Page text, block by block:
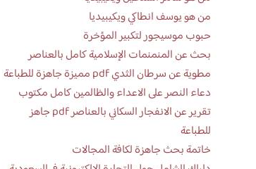
من هو يوسف انطاكي ويكيبيديا
حبوب موسيجور لتكبير المؤخرة
بحث عن المنمنمات الإسلامية كامل بالعناصر
مطوية عن سرطان الثدي pdf مميزة جاهزة للطباعة
دعاء النصر على الاعداء والظالمين كامل مكتوب
تقرير عن الانفجار السكاني بالعناصر pdf جاهز
للطباعة
خاتمة بحث جاهزة لكافة المجالات